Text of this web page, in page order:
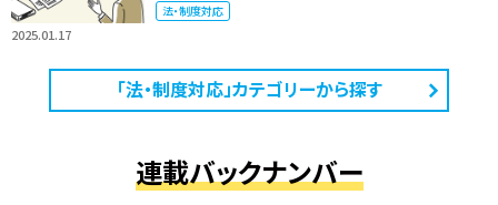
2025.01.17
法・制度対応
「法・制度対応」カテゴリーから探す
連載バックナンバー